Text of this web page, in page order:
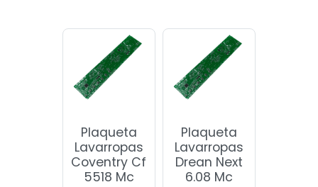
$ 49.750.$ 52.205.
Plaqueta
Lavarropas
Coventry Cf
5518 Mc
Plaqueta
Lavarropas
Drean Next
6.08 Mc